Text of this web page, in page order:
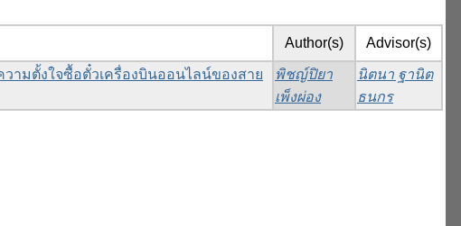
Author(s) Advisor(s)
ามตั้งใจซื้อตั๋วเครื่องบินออนไลน์ของสาย
พิชญ์ปิยา
เพ็งผ่อง
นิตนา ฐานิต
ธนกร